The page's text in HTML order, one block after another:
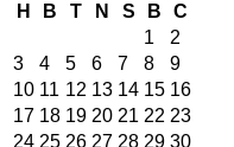
H
B T N S B
C
1
2
3
4 5 6 7 8
9
10 11 12 13 14 15 16
17 18 19 20 21 22 23
24 25 26 27 28 29 30